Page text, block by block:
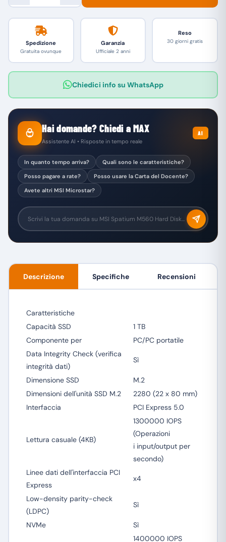
Spedizione
Gratuita ovunque
Garanzia
Ufficiale 2 anni
Reso
30 giorni gratis
Chiedici info su WhatsApp
Hai domande? Chiedi a MAX
Assistente AI • Risposte in tempo reale
AI
In quanto tempo arriva?
Quali sono le caratteristiche?
Posso pagare a rate?
Posso usare la Carta del Docente?
Avete altri MSI Microstar?
Descrizione Specifiche Recensioni
Caratteristiche
Capacità SSD
1 TB
Componente per
PC/PC portatile
Data Integrity Check (verifica
integrità dati)
Sì
Dimensione SSD
M.2
Dimensioni dell'unità SSD M.2
2280 (22 x 80 mm)
Interfaccia
PCI Express 5.0
Lettura casuale (4KB)
1300000 IOPS
(Operazioni
i input/output per
secondo)
Linee dati dell'interfaccia PCI
Express
x4
Low-density parity-check
(LDPC)
Sì
NVMe
Sì
1400000 IOPS